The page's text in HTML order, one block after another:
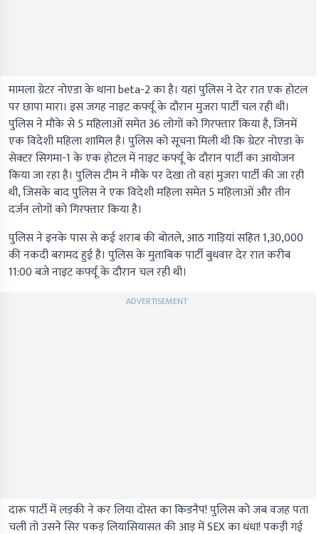
मामला ग्रेटर नोएडा के थानाbeta-2का है। यहां पुलिस ने देर रात एक होटल
पर छापा मारा। इस जगह नाइट कर्फ्यू के दौरान मुजरा पार्टी चल रही थी।
पुलिस ने मौके से 5 महिलाओं समेत 36 लोगों को गिरफ्तार किया है, जिनमें
एक विदेशी महिला शामिल है। पुलिस को सूचना मिली थी कि ग्रेटर नोएडा के
सेक्टर सिगमा-1 के एक होटल में नाइट कर्फ्यू के दौरान पार्टी का आयोजन
किया जा रहा है। पुलिस टीम ने मौके पर देखा तो वहां मुजरा पार्टी की जा रही
थी, जिसके बाद पुलिस ने एक विदेशी महिला समेत 5 महिलाओं और तीन
दर्जन लोगों को गिरफ्तार किया है।
पुलिस ने इनके पास से कई शराब की बोतले, आठ गाड़ियां सहित 1,30,000
की नकदी बरामद हुई है। पुलिस के मुताबिक पार्टी बुधवार देर रात करीब
11:00 बजे नाइट कर्फ्यू के दौरान चल रही थी।
ADVERTISEMENT
दारू पार्टी में लड़की ने कर लिया दोस्त का किडनैप! पुलिस को जब वजह पता
चली तो उसने सिर पकड़ लियासियासत की आड़ में SEX का धंधा! पकड़ी गई